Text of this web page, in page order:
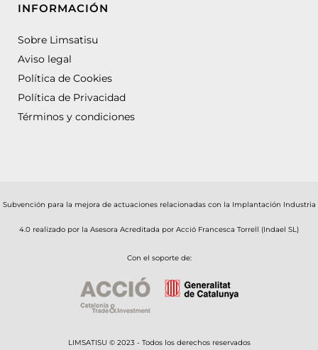
INFORMACIÓN
Sobre Limsatisu
Aviso legal
Política de Cookies
Política de Privacidad
Términos y condiciones
Subvención para la mejora de actuaciones relacionadas con la Implantación Industria
4.0 realizado por la Asesora Acreditada por Acció Francesca Torrell (Indael SL)
Con el soporte de:
LIMSATISU © 2023 - Todos los derechos reservados